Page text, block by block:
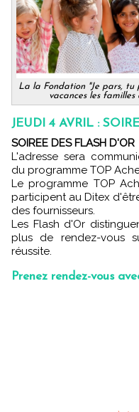
La la Fondation "Je pars,
vacances les
JEUDI 4 AVRIL :
SOIREE DES FLASH D'OR
L'adresse sera
du programme TOP
Le programme TOP
participent au Ditex
des fournisseurs.
Les Flash d'Or
plus de rendez-vous
réussite.
Prenez rendez-vous